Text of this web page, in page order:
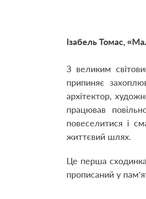
Ізабель Томас,
З великим
припиняє
архітектор,
працював
повеселитися і
життєвий шлях.
Це перша
прописаний у